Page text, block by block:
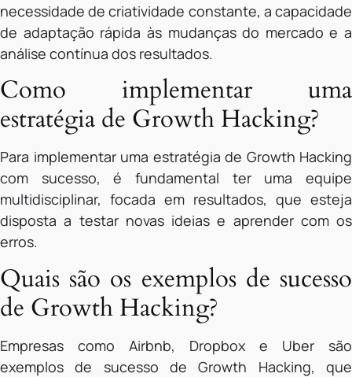
necessidade de criatividade constante, a capacidade
de adaptação rápida às mudanças do mercado e a
análise contínua dos resultados.
Como implementar uma
estratégia de Growth Hacking?
Para implementar uma estratégia de Growth Hacking
com sucesso, é fundamental ter uma equipe
multidisciplinar, focada em resultados, que esteja
disposta a testar novas ideias e aprender com os
erros.
Quais são os exemplos de sucesso
de Growth Hacking?
Empresas como Airbnb, Dropbox e Uber são
exemplos de sucesso de Growth Hacking, que